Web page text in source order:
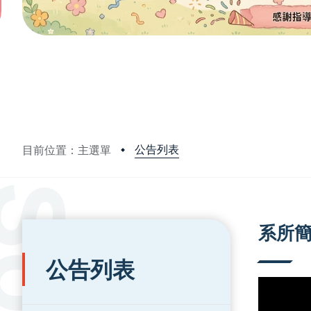
目前位置：主選單 公告列表
:::
公告列表
系所